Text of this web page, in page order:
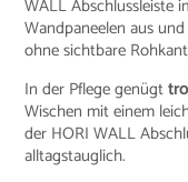
WALL Abschlussleiste
Wandpaneelen aus
ohne sichtbare
In der Pflege genügt
Wischen mit einem
der HORI WALL
alltagstauglich.